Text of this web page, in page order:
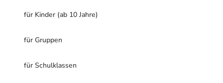
für Kinder (ab 10 Jahre)
für Gruppen
für Schulklassen